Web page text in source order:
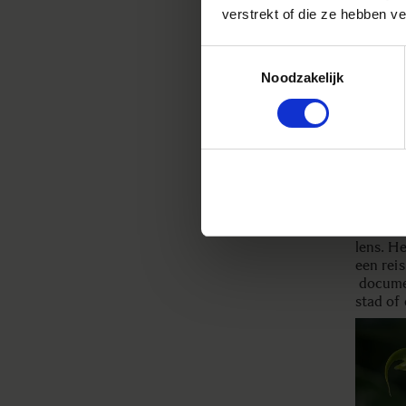
verstrekt of die ze hebben
Noodzakelijk
tuin
lens.
een
stad of